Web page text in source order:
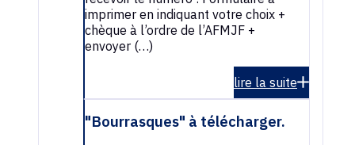
imprimer en indiquant votre choix +
chèque à l’ordre de l’AFMJF +
envoyer (…)
lire la suite
"Bourrasques" à télécharger.